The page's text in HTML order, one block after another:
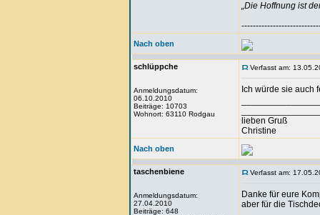
„Die Hoffnung ist
Nach oben
schlüppche
Anmeldungsdatum:
06.10.2010
Beiträge: 10703
Wohnort: 63110 Rodgau
Verfasst am:
Ich würde sie auch
lieben Gruß
Christine
Nach oben
taschenbiene
Anmeldungsdatum:
27.04.2010
Beiträge: 648
Verfasst am:
Danke für eure
aber für die